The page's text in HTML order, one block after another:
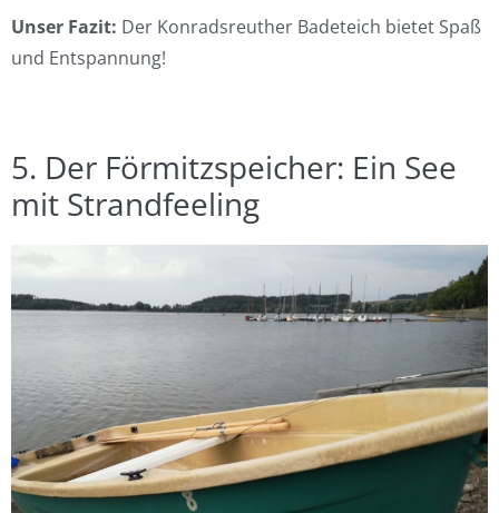
Unser Fazit: Der Konradsreuther Badeteich bietet Spaß
und Entspannung!
5. Der Förmitzspeicher: Ein See
mit Strandfeeling